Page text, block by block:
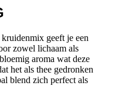
geeft je een
zowel lichaam als
aroma wat deze
het als thee gedronken
blend zich perfect als